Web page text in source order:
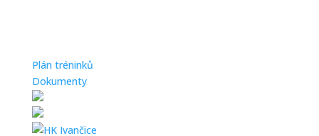
Plán tréninků
Dokumenty